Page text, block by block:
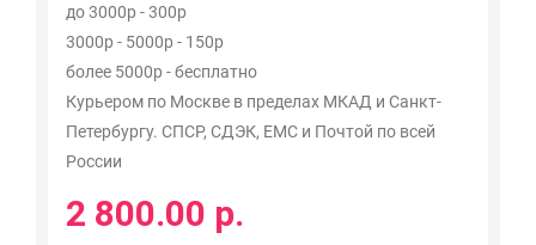
до 3000р - 300р
3000р - 5000р - 150р
более 5000р - бесплатно
Курьером по Москве в пределах МКАД и Санкт-
Петербургу. СПСР, СДЭК, ЕМС и Почтой по всей
России
2 800.00 р.